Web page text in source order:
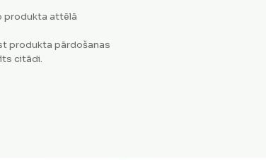
produkta attēlā
produkta pārdošanas
citādi.